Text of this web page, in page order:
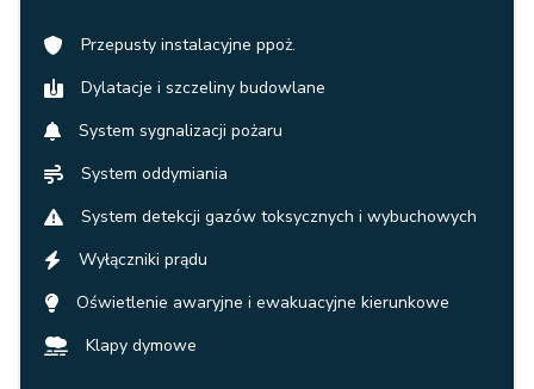
Przepusty instalacyjne ppoż.
Dylatacje i szczeliny budowlane
System sygnalizacji pożaru
System oddymiania
System detekcji gazów toksycznych i wybuchowych
Wyłączniki prądu
Oświetlenie awaryjne i ewakuacyjne kierunkowe
Klapy dymowe